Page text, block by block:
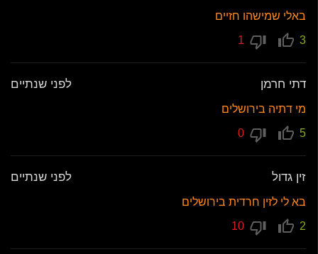
באלי שמישהו חזיים
3
דתי חרמן לפני שנתיים
מי דתיה בירושלים
5
זין גדול לפני שנתיים
בא לי לזין חרדית בירושלים
2